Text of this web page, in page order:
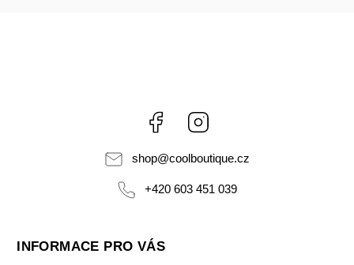
Facebook
shop@coolboutique.cz
+420 603 451 039
INFORMACE PRO VÁS